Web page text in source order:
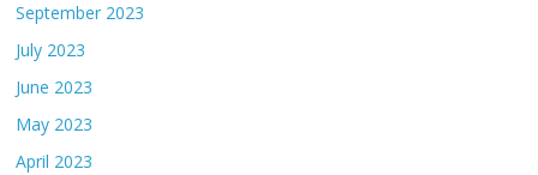
September 2023
July 2023
June 2023
May 2023
April 2023